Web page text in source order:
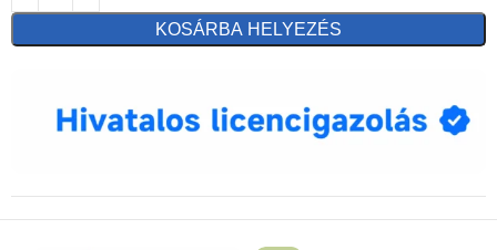
KOSÁRBA HELYEZÉS